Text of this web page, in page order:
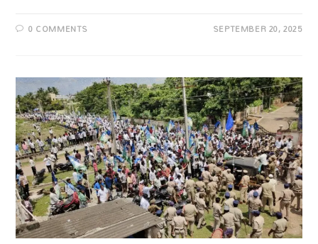
0 COMMENTS SEPTEMBER 20, 2025